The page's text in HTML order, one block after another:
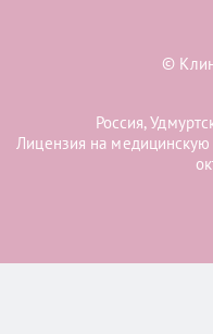
©
Россия,
Лицензия на